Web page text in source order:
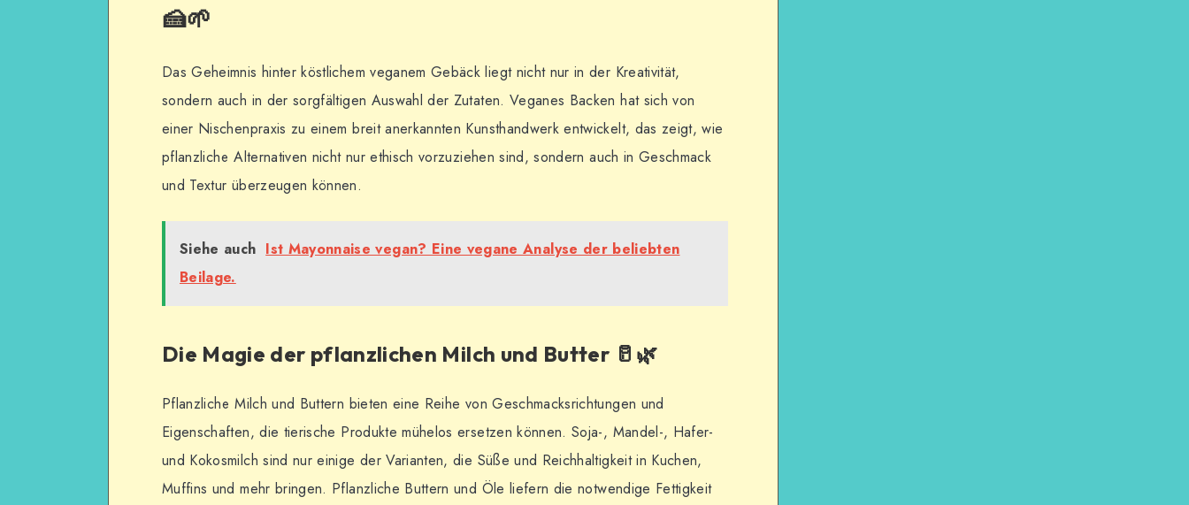
🍰🌱
Das Geheimnis hinter köstlichem veganem Gebäck liegt nicht nur in der Kreativität,
sondern auch in der sorgfältigen Auswahl der Zutaten. Veganes Backen hat sich von
einer Nischenpraxis zu einem breit anerkannten Kunsthandwerk entwickelt, das zeigt, wie
pflanzliche Alternativen nicht nur ethisch vorzuziehen sind, sondern auch in Geschmack
und Textur überzeugen können.
Siehe auch Ist Mayonnaise vegan? Eine vegane Analyse der beliebten
Beilage.
Die Magie der pflanzlichen Milch und Butter 🥛🌿
Pflanzliche Milch und Buttern bieten eine Reihe von Geschmacksrichtungen und
Eigenschaften, die tierische Produkte mühelos ersetzen können. Soja-, Mandel-, Hafer-
und Kokosmilch sind nur einige der Varianten, die Süße und Reichhaltigkeit in Kuchen,
Muffins und mehr bringen. Pflanzliche Buttern und Öle liefern die notwendige Fettigkeit